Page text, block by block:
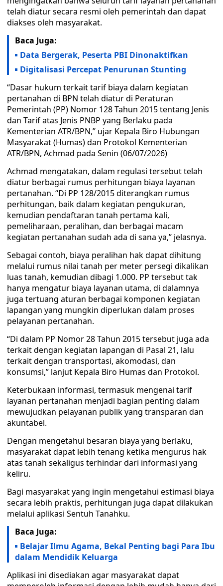
telah diatur secara resmi oleh pemerintah dan dapat
diakses oleh masyarakat.
Baca Juga:
Data Bergerak, Peserta PBI Dinonaktifkan
Digitalisasi Percepat Penurunan Stunting
“Dasar hukum terkait tarif biaya dalam kegiatan
pertanahan di BPN telah diatur di Peraturan
Pemerintah (PP) Nomor 128 Tahun 2015 tentang Jenis
dan Tarif atas Jenis PNBP yang Berlaku pada
Kementerian ATR/BPN,” ujar Kepala Biro Hubungan
Masyarakat (Humas) dan Protokol Kementerian
ATR/BPN, Achmad pada Senin (06/07/2026)
Achmad mengatakan, dalam regulasi tersebut telah
diatur berbagai rumus perhitungan biaya layanan
pertanahan. “Di PP 128/2015 diterangkan rumus
perhitungan, baik dalam kegiatan pengukuran,
kemudian pendaftaran tanah pertama kali,
pemeliharaan, peralihan, dan berbagai macam
kegiatan pertanahan sudah ada di sana ya,” jelasnya.
Sebagai contoh, biaya peralihan hak dapat dihitung
melalui rumus nilai tanah per meter persegi dikalikan
luas tanah, kemudian dibagi 1.000. PP tersebut tak
hanya mengatur biaya layanan utama, di dalamnya
juga tertuang aturan berbagai komponen kegiatan
lapangan yang mungkin diperlukan dalam proses
pelayanan pertanahan.
“Di dalam PP Nomor 28 Tahun 2015 tersebut juga ada
terkait dengan kegiatan lapangan di Pasal 21, lalu
terkait dengan transportasi, akomodasi, dan
konsumsi,” lanjut Kepala Biro Humas dan Protokol.
Keterbukaan informasi, termasuk mengenai tarif
layanan pertanahan menjadi bagian penting dalam
mewujudkan pelayanan publik yang transparan dan
akuntabel.
Dengan mengetahui besaran biaya yang berlaku,
masyarakat dapat lebih tenang ketika mengurus hak
atas tanah sekaligus terhindar dari informasi yang
keliru.
Bagi masyarakat yang ingin mengetahui estimasi biaya
secara lebih praktis, perhitungan juga dapat dilakukan
melalui aplikasi Sentuh Tanahku.
Baca Juga:
Belajar Ilmu Agama, Bekal Penting bagi Para Ibu
dalam Mendidik Keluarga
Aplikasi ini disediakan agar masyarakat dapat